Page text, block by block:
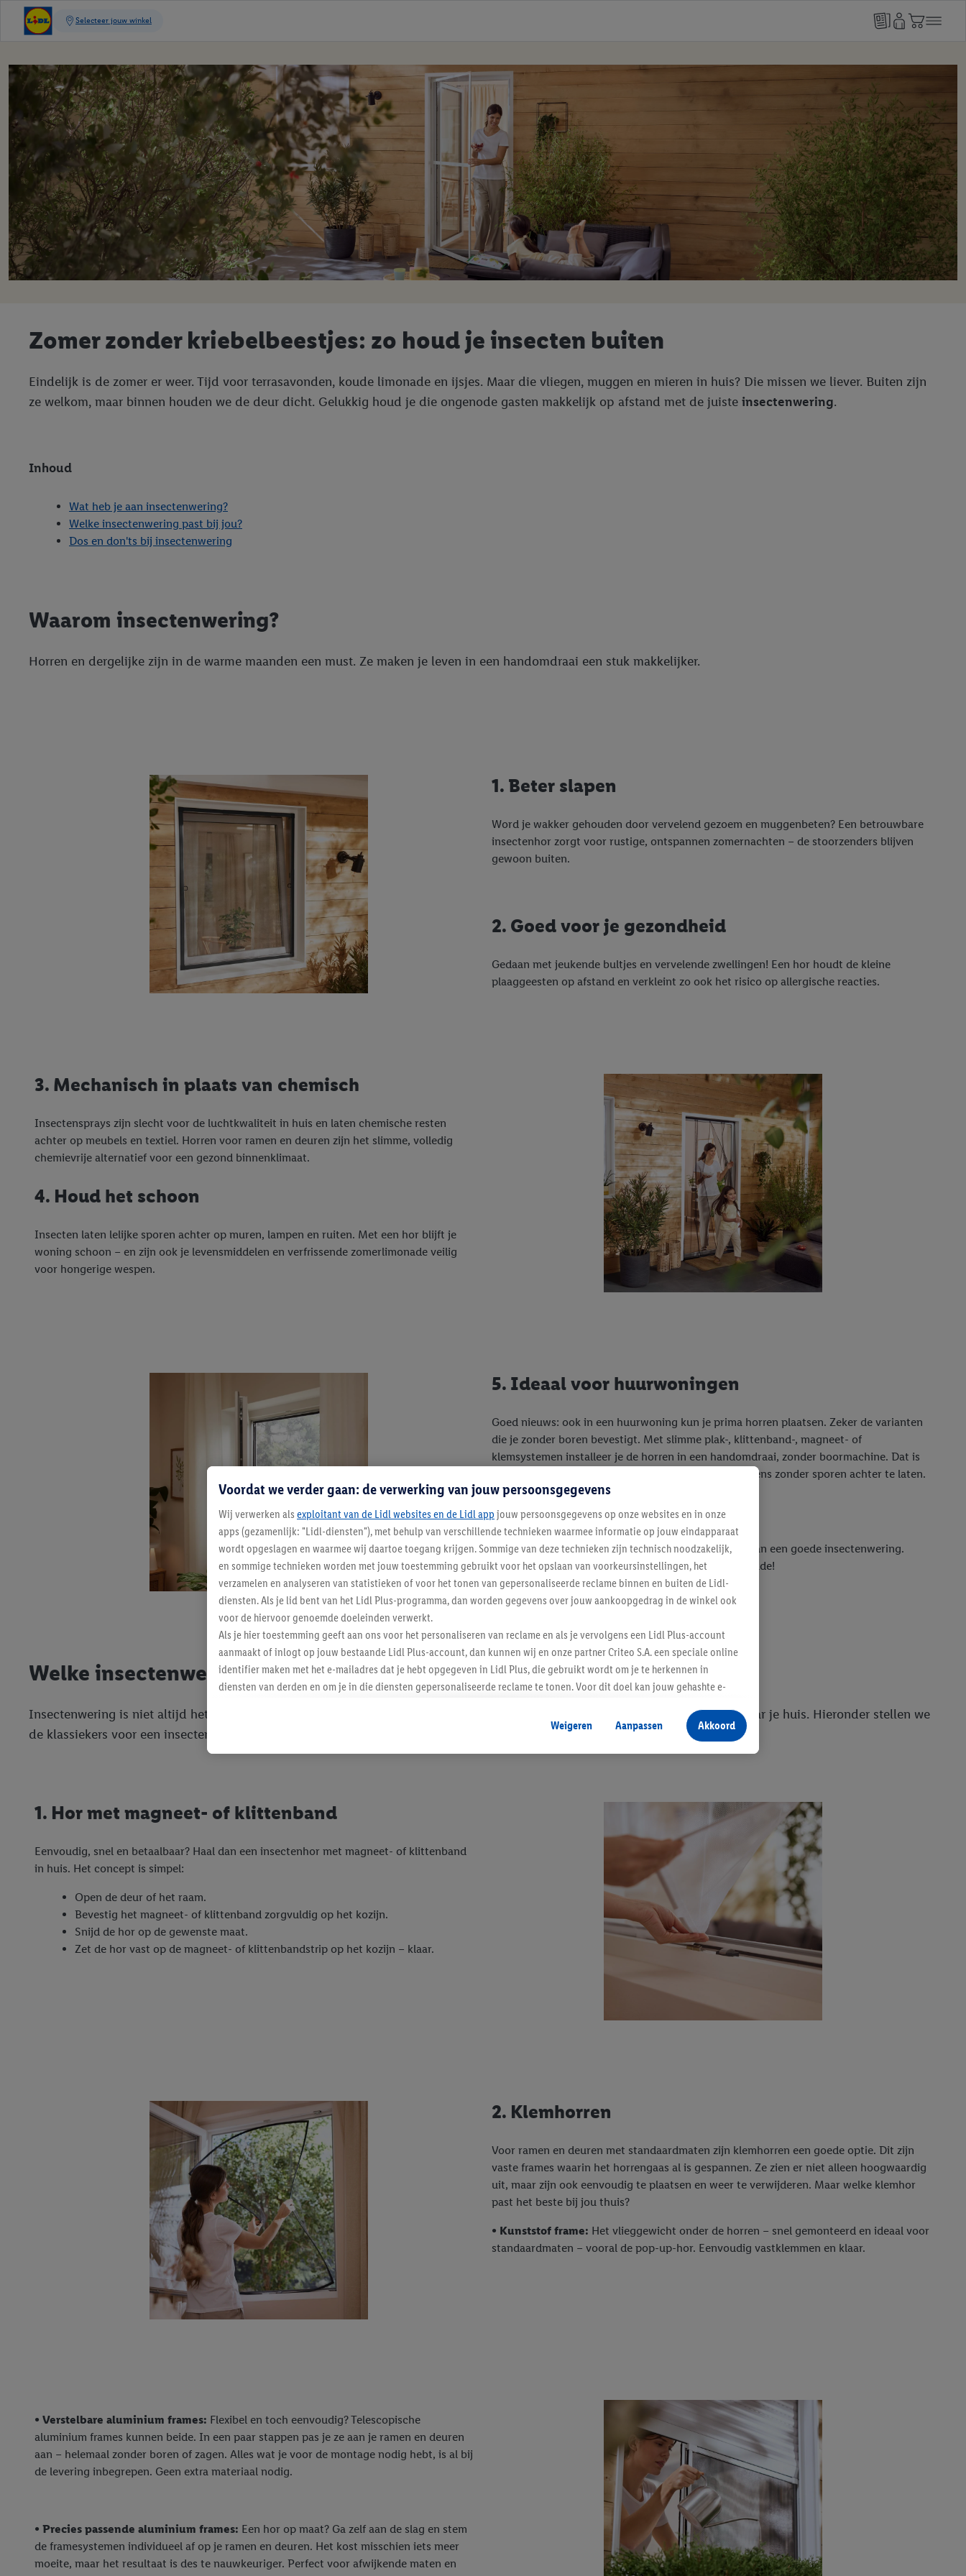
Zomer zonder kriebelbeestjes: zo houd je insecten buiten
Eindelijk is de zomer er weer. Tijd voor terrasavonden, koude limonade en ijsjes. Maar die vliegen, muggen en mieren in huis? Die missen we liever. Buiten zijn
ze welkom, maar binnen houden we de deur dicht. Gelukkig houd je die ongenode gasten makkelijk op afstand met de juiste insectenwering.
Inhoud
Wat heb je aan insectenwering?
Welke insectenwering past bij jou?
Dos en don'ts bij insectenwering
Waarom insectenwering?
Horren en dergelijke zijn in de warme maanden een must. Ze maken je leven in een handomdraai een stuk makkelijker.
1. Beter slapen
Word je wakker gehouden door vervelend gezoem en muggenbeten? Een betrouwbare
insectenhor zorgt voor rustige, ontspannen zomernachten – de stoorzenders blijven
gewoon buiten.
2. Goed voor je gezondheid
Gedaan met jeukende bultjes en vervelende zwellingen! Een hor houdt de kleine
plaaggeesten op afstand en verkleint zo ook het risico op allergische reacties.
3. Mechanisch in plaats van chemisch
Insectensprays zijn slecht voor de luchtkwaliteit in huis en laten chemische resten
achter op meubels en textiel. Horren voor ramen en deuren zijn het slimme, volledig
chemievrije alternatief voor een gezond binnenklimaat.
4. Houd het schoon
Insecten laten lelijke sporen achter op muren, lampen en ruiten. Met een hor blijft je
woning schoon – en zijn ook je levensmiddelen en verfrissende zomerlimonade veilig
voor hongerige wespen.
5. Ideaal voor huurwoningen
Goed nieuws: ook in een huurwoning kun je prima horren plaatsen. Zeker de varianten
die je zonder boren bevestigt. Met slimme plak-, klittenband-, magneet- of
klemsystemen installeer je de horren in een handomdraai, zonder boormachine. Dat is
niet alleen snel, makkelijk en handig, maar ook nog eens zonder sporen achter te laten.
Eenvoudig verwijderen, schoonmaken en klaar.
En vergeet niet:ook je etenswaren hebben profijt van een goede insectenwering.
Eindelijk geen wespen meer in je zelfgemaakte limonade!
Welke insectenwering past bij je?
Insectenwering is niet altijd hetzelfde. In verschillende maten, vormen, kleuren en materialen verspert het ongedierte de weg naar je huis. Hieronder stellen we
de klassiekers voor een insectenvrij huis aan je voor, die je trouwens ook in onze webshop vindt:
1. Hor met magneet- of klittenband
Eenvoudig, snel en betaalbaar? Haal dan een insectenhor met magneet- of klittenband
in huis. Het concept is simpel:
Open de deur of het raam.
Bevestig het magneet- of klittenband zorgvuldig op het kozijn.
Snijd de hor op de gewenste maat.
Zet de hor vast op de magneet- of klittenbandstrip op het kozijn – klaar.
2. Klemhorren
Voor ramen en deuren met standaardmaten zijn klemhorren een goede optie. Dit zijn
vaste frames waarin het horrengaas al is gespannen. Ze zien er niet alleen hoogwaardig
uit, maar zijn ook eenvoudig te plaatsen en weer te verwijderen. Maar welke klemhor
past het beste bij jou thuis?
• Kunststof frame: Het vlieggewicht onder de horren – snel gemonteerd en ideaal voor
standaardmaten – vooral de pop-up-hor. Eenvoudig vastklemmen en klaar.
• Verstelbare aluminium frames: Flexibel en toch eenvoudig? Telescopische
aluminium frames kunnen beide. In een paar stappen pas je ze aan je ramen en deuren
aan – helemaal zonder boren of zagen. Alles wat je voor de montage nodig hebt, is al bij
de levering inbegrepen. Geen extra materiaal nodig.
• Precies passende aluminium frames: Een hor op maat? Ga zelf aan de slag en stem
de framesystemen individueel af op je ramen en deuren. Het kost misschien iets meer
moeite, maar het resultaat is des te nauwkeuriger. Perfect voor afwijkende maten en
Voordat we verder gaan: de verwerking van jouw persoonsgegevens
Wij verwerken als exploitant van de Lidl websites en de Lidl app jouw persoonsgegevens op onze websites en in onze
apps (gezamenlijk: "Lidl-diensten"), met behulp van verschillende technieken waarmee informatie op jouw eindapparaat
wordt opgeslagen en waarmee wij daartoe toegang krijgen. Sommige van deze technieken zijn technisch noodzakelijk,
en sommige technieken worden met jouw toestemming gebruikt voor het opslaan van voorkeursinstellingen, het
verzamelen en analyseren van statistieken of voor het tonen van gepersonaliseerde reclame binnen en buiten de Lidl-
diensten. Als je lid bent van het Lidl Plus-programma, dan worden gegevens over jouw aankoopgedrag in de winkel ook
voor de hiervoor genoemde doeleinden verwerkt.
Als je hier toestemming geeft aan ons voor het personaliseren van reclame en als je vervolgens een Lidl Plus-account
aanmaakt of inlogt op jouw bestaande Lidl Plus-account, dan kunnen wij en onze partner Criteo S.A. een speciale online
identifier maken met het e-mailadres dat je hebt opgegeven in Lidl Plus, die gebruikt wordt om je te herkennen in
diensten van derden en om je in die diensten gepersonaliseerde reclame te tonen. Voor dit doel kan jouw gehashte e-
Als je hiervoor toestemming geeft, dan kunnen retargeting advertenties worden weergegeven voor producten waarin je
eerder interesse hebt getoond (bijvoorbeeld door het product in een winkelmandje van een online winkel te plaatsen
mailadres en met eventuele andere identifiers of met identifiers waarover Criteo S.A. beschikt, aan jou kunnen worden
Onder "Aanpassen" kun je aangeven met welke cookies en vergelijkbare technieken en met welke
verwerkingsdoeleinden je instemt. Verder kan je er meer informatie vinden over de gegevensverwerking.
Door te klikken op "Weigeren", kies je voor de optie dat er enkel technisch noodzakelijke cookies en vergelijkbare
Door op "Akkoord" te klikken, stem je in met alle verwerkingen voor alle bovengenoemde doeleinden. Meer informatie,
inclusief over de opslagperiode van de gegevens en je recht om jouw toestemming op elk gewenst moment in te
trekken, vind je in onzeprivacyverklaring Je vindt de impressum voor de Lidl website hier.
voor meer informatie
Weigeren Aanpassen Akkoord